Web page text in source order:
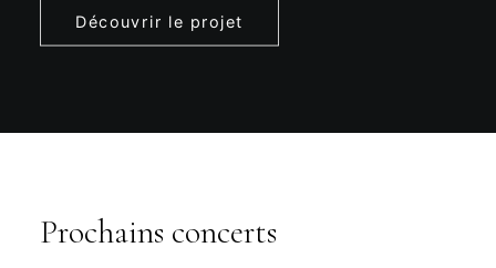
Découvrir le projet
Prochains concerts